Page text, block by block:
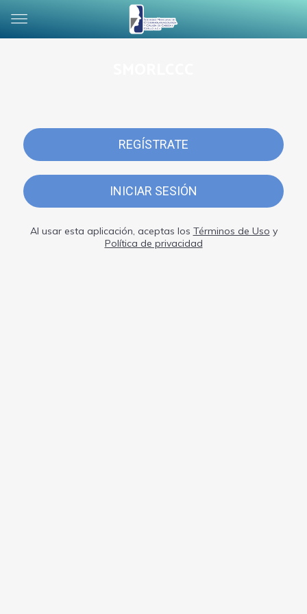
REGÍSTRATE
INICIAR SESIÓN
Al usar esta aplicación, aceptas los Términos de Uso y
Política de privacidad